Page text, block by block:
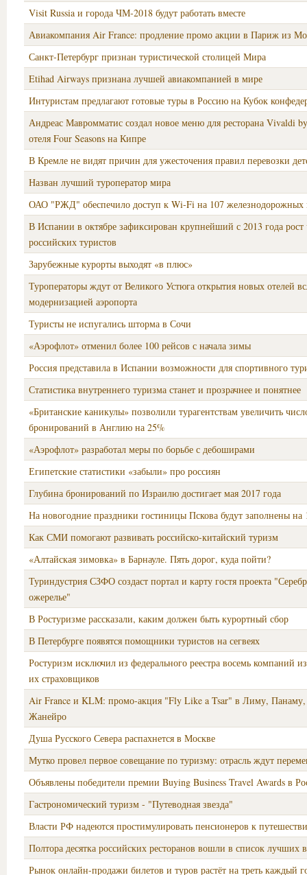
Visit Russia и города ЧМ-2018 будут работать вместе
Авиакомпания Air France: продление промо акции в Париж из
Санкт-Петербург признан туристической столицей Мира
Etihad Airways признана лучшей авиакомпанией в мире
Интуристам предлагают готовые туры в Россию на Кубок
Андреас Мавромматис создал новое меню для ресторана Vivaldi
отеля Four Seasons на Кипре
В Кремле не видят причин для ужесточения правил перевозки
Назван лучший туроператор мира
ОАО "РЖД" обеспечило доступ к Wi-Fi на 107 железнодорожных
В Испании в октябре зафиксирован крупнейший с 2013 года рост
российских туристов
Зарубежные курорты выходят «в плюс»
Туроператоры ждут от Великого Устюга открытия новых отелей
модернизацией аэропорта
Туристы не испугались шторма в Сочи
«Аэрофлот» отменил более 100 рейсов с начала зимы
Россия представила в Испании возможности для спортивного
Статистика внутреннего туризма станет и прозрачнее и понятнее
«Британские каникулы» позволили турагентствам увеличить
бронирований в Англию на 25%
«Аэрофлот» разработал меры по борьбе с дебоширами
Египетские статистики «забыли» про россиян
Глубина бронирований по Израилю достигает мая 2017 года
На новогодние праздники гостиницы Пскова будут заполнены на
Как СМИ помогают развивать российско-китайский туризм
«Алтайская зимовка» в Барнауле. Пять дорог, куда пойти?
Туриндустрия СЗФО создаст портал и карту гостя проекта
ожерелье"
В Ростуризме рассказали, каким должен быть курортный сбор
В Петербурге появятся помощники туристов на сегвеях
Ростуризм исключил из федерального реестра восемь компаний
их страховщиков
Air France и KLM: промо-акция "Fly Like a Tsar" в Лиму,
Жанейро
Душа Русского Севера распахнется в Москве
Мутко провел первое совещание по туризму: отрасль ждут
Объявлены победители премии Buying Business Travel Awards в
Гастрономический туризм - "Путеводная звезда"
Власти РФ надеются простимулировать пенсионеров к
Полтора десятка российских ресторанов вошли в список лучших
Рынок онлайн-продажи билетов и туров растёт на треть каждый